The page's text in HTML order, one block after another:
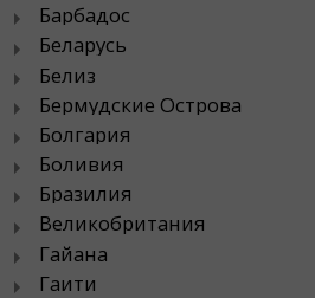
Барбадос
Беларусь
Белиз
Бермудские Острова
Болгария
Боливия
Бразилия
Великобритания
Гайана
Гаити